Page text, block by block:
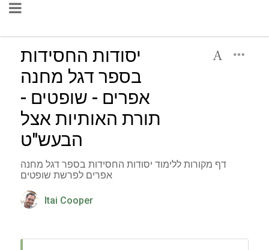
יסודות החסידות
בספר דגל מחנה
אפרים - שופטים -
תורת האותיות אצל
הבעש"ט
דף מקורות ללימוד יסודות החסידות בספר דגל מחנה
אפרים לפרשת שופטים
Itai Cooper